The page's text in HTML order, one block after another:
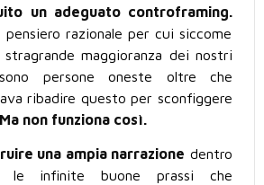
un adeguato controframing.
razionale per cui siccome
maggioranza dei nostri
persone oneste oltre che
ribadire questo per sconfiggere
Ma non funziona così.
una ampia narrazione dentro
le infinite buone prassi che